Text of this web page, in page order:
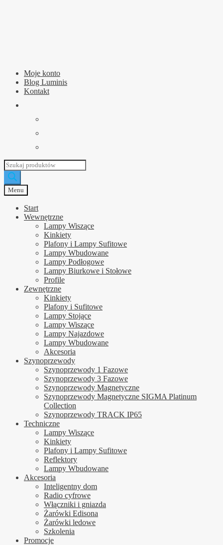
Moje konto
Blog Luminis
Kontakt
Wyszukiwarka
produktów
Menu
Start
Wewnętrzne
Lampy Wiszące
Kinkiety
Plafony i Lampy Sufitowe
Lampy Wbudowane
Lampy Podłogowe
Lampy Biurkowe i Stołowe
Profile
Zewnętrzne
Kinkiety
Plafony i Sufitowe
Lampy Stojące
Lampy Wiszące
Lampy Najazdowe
Lampy Wbudowane
Akcesoria
Szynoprzewody
Szynoprzewody 1 Fazowe
Szynoprzewody 3 Fazowe
Szynoprzewody Magnetyczne
Szynoprzewody Magnetyczne SIGMA Platinum
Collection
Szynoprzewody TRACK IP65
Techniczne
Lampy Wiszące
Kinkiety
Plafony i Lampy Sufitowe
Reflektory
Lampy Wbudowane
Akcesoria
Inteligentny dom
Radio cyfrowe
Włączniki i gniazda
Żarówki Edisona
Żarówki ledowe
Szkolenia
Promocje